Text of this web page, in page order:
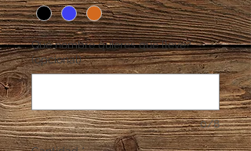
Qué nombre quieres que lleve?
(opcional)
0/8